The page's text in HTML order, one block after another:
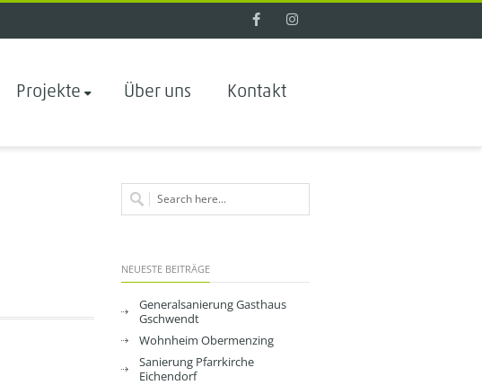
Projekte Über uns Kontakt
NEUESTE BEITRÄGE
Generalsanierung Gasthaus
Gschwendt
Wohnheim Obermenzing
Sanierung Pfarrkirche
Eichendorf